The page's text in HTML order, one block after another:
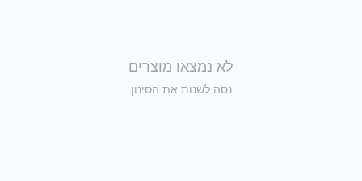
לא נמצאו מוצרים
נסה לשנות את הסינון